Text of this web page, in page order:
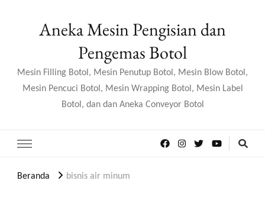
Aneka Mesin Pengisian dan
Pengemas Botol
Mesin Filling Botol, Mesin Penutup Botol, Mesin Blow Botol,
Mesin Pencuci Botol, Mesin Wrapping Botol, Mesin Label
Botol, dan dan Aneka Conveyor Botol
Beranda bisnis air minum